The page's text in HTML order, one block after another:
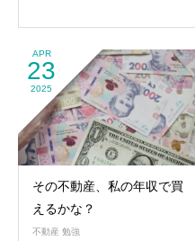
APR
23
2025
その不動産、私の年収で買
えるかな？
不動産 勉強